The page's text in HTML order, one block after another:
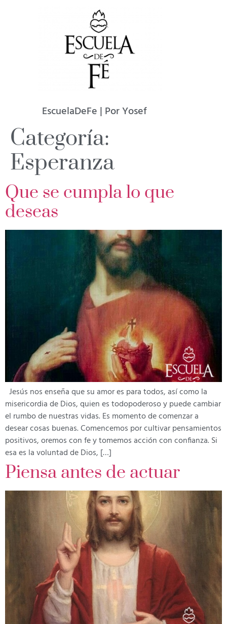
EscuelaDeFe | Por Yosef
Categoría:
Esperanza
Que se cumpla lo que
deseas
Jesús nos enseña que su amor es para todos, así como la
misericordia de Dios, quien es todopoderoso y puede cambiar
el rumbo de nuestras vidas. Es momento de comenzar a
desear cosas buenas. Comencemos por cultivar pensamientos
positivos, oremos con fe y tomemos acción con confianza. Si
esa es la voluntad de Dios, […]
Piensa antes de actuar